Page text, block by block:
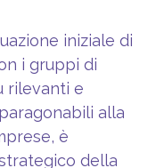
iniziale di
i gruppi di
rilevanti e
alla
è
della